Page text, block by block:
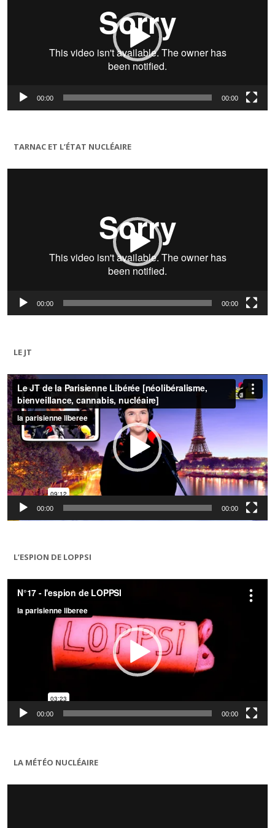
00:00 00:00
TARNAC ET L’ÉTAT NUCLÉAIRE
Lecteur
00:00 00:00
LE JT
Lecteur
vidéo
00:00 00:00
L’ESPION DE LOPPSI
Lecteur
vidéo
00:00 00:00
LA MÉTÉO NUCLÉAIRE
Lecteur